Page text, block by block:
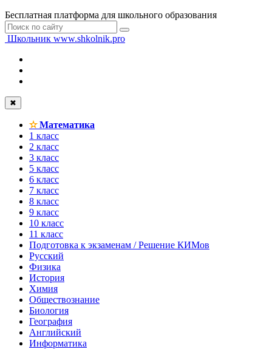
Бесплатная платформа для школьного образования
Школьник www.shkolnik.pro
✖
✫Математика
1 класс
2 класс
3 класс
5 класс
6 класс
7 класс
8 класс
9 класс
10 класс
11 класс
Подготовка к экзаменам / Решение КИМов
Русский
Физика
История
Химия
Обществознание
Биология
География
Английский
Информатика